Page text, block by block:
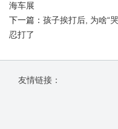
海车展
下一篇： 孩子挨打后, 为啥“
忍打了
友情链接：